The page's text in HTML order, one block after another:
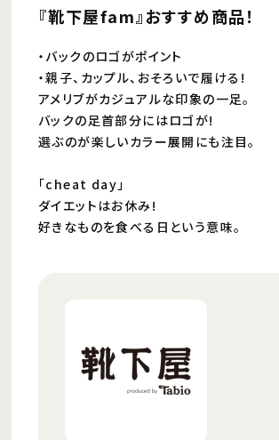
『靴下屋fam』おすすめ商品！
・バックのロゴがポイント
・親子、カップル、おそろいで履ける!
アメリブがカジュアルな印象の一足。
バックの足首部分にはロゴが!
選ぶのが楽しいカラー展開にも注目。
「cheat day」
ダイエットはお休み!
好きなものを食べる日という意味。